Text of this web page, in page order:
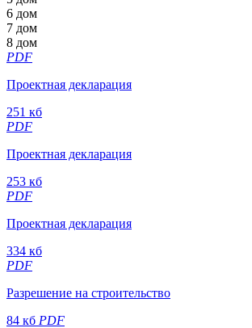
6 дом
7 дом
8 дом
PDF
Проектная декларация
251 кб
PDF
Проектная декларация
253 кб
PDF
Проектная декларация
334 кб
PDF
Разрешение на строительство
84 кб PDF